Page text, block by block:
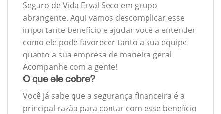
Seguro de Vida Erval Seco em grupo
abrangente. Aqui vamos descomplicar esse
importante benefício e ajudar você a entender
como ele pode favorecer tanto a sua equipe
quanto a sua empresa de maneira geral.
Acompanhe com a gente!
O que ele cobre?
Você já sabe que a segurança financeira é a
principal razão para contar com esse benefício